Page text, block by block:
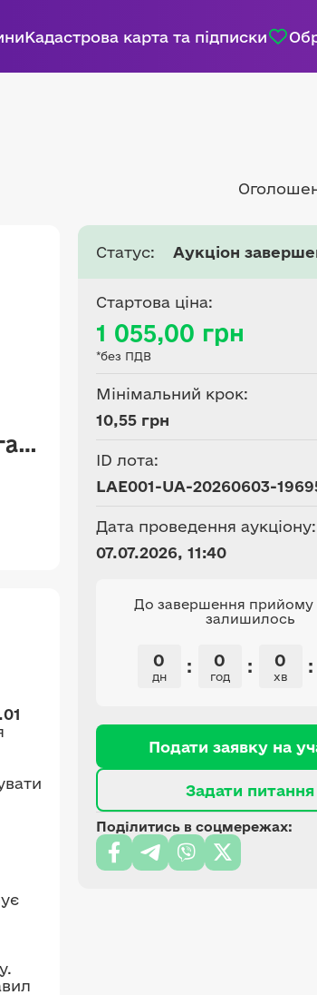
Кадастрова карта та підписки
Статус: Аукціон
Стартова ціна:
1 055,00 грн
*без ПДВ
Мінімальний крок:
10,55 грн
ID лота:
LAE001-UA-20260603-
Дата проведення аукціону:
07.07.2026, 11:40
До завершення прийому
залишилось
0
дн : 0
год : 0
хв :
Подати заявку на
Задати питання
Поділитись в соцмережах: